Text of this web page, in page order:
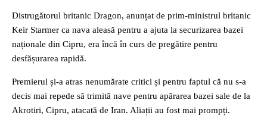
Distrugătorul britanic Dragon, anunțat de prim-ministrul britanic
Keir Starmer ca nava aleasă pentru a ajuta la securizarea bazei
naționale din Cipru, era încă în curs de pregătire pentru
desfășurarea rapidă.
Premierul și-a atras nenumărate critici și pentru faptul că nu s-a
decis mai repede să trimită nave pentru apărarea bazei sale de la
Akrotiri, Cipru, atacată de Iran. Aliații au fost mai prompți.